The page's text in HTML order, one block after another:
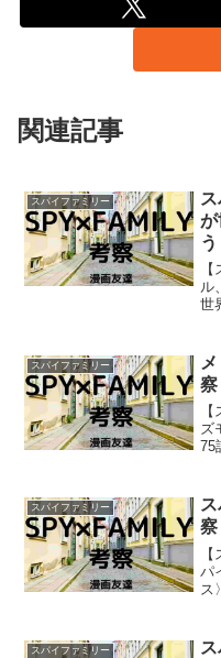
関連記事
スパイファミリー
が
う
ル
世
スパイファミリー
察
ズ
75
っ
スパイファミリー
パ
ス
あ
スパイファミリー